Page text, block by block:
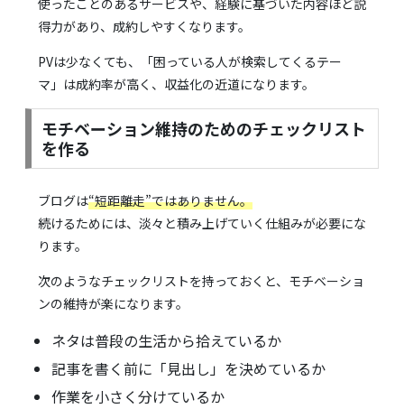
得力があり、成約しやすくなります。
PVは少なくても、「困っている人が検索してくるテー
マ」は成約率が高く、収益化の近道になります。
モチベーション維持のためのチェックリスト
を作る
ブログは“短距離走”ではありません。
続けるためには、淡々と積み上げていく仕組みが必要にな
ります。
次のようなチェックリストを持っておくと、モチベーショ
ンの維持が楽になります。
ネタは普段の生活から拾えているか
記事を書く前に「見出し」を決めているか
作業を小さく分けているか